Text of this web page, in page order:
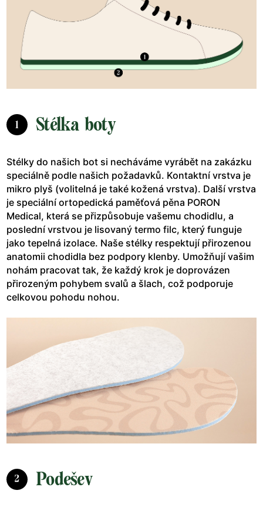
1 Stélka boty
Stélky do našich bot si necháváme vyrábět na zakázku
speciálně podle našich požadavků. Kontaktní vrstva je
mikro plyš (volitelná je také kožená vrstva). Další vrstva
je speciální ortopedická paměťová pěna PORON
Medical, která se přizpůsobuje vašemu chodidlu, a
poslední vrstvou je lisovaný termo filc, který funguje
jako tepelná izolace. Naše stélky respektují přirozenou
anatomii chodidla bez podpory klenby. Umožňují vašim
nohám pracovat tak, že každý krok je doprovázen
přirozeným pohybem svalů a šlach, což podporuje
celkovou pohodu nohou.
2 Podešev